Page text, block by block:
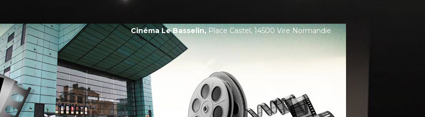
Cinéma Le Basselin,Place Castel, 14500 Vire Normandie